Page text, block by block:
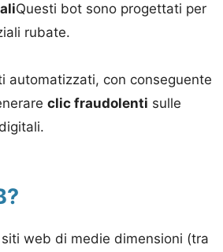
Questi bot sono progettati per
rubate.
automatizzati, con conseguente
clic fraudolenti sulle
web di medie dimensioni (tra